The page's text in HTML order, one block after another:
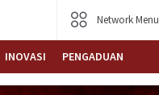
Network Menu
INOVASI PENGADUAN